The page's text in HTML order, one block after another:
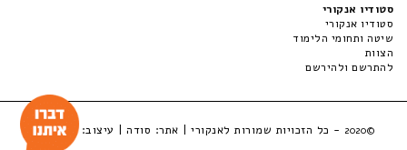
סטודיו אנקורי
סטודיו אנקורי
שיטה ותחומי הלימוד
הצוות
להתרשם ולהירשם
©2020 - כל הזכויות שמורות לאנקורי | אתר: סודה| עיצוב:LuckyBox